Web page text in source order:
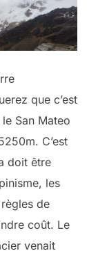
que c’est
San Mateo
C’est
doit être
les
de
coût. Le
venait